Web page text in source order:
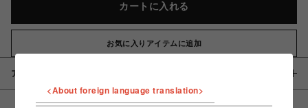
カートに入れる
お気に入りアイテムに追加
アイテム説明 / 素材
<About foreign language translation>